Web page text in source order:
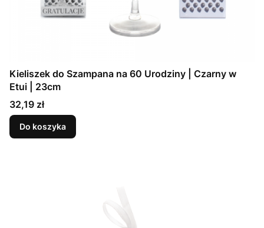
Kieliszek do Szampana na 60 Urodziny | Czarny w
Etui | 23cm
Cena
32,19 zł
Do koszyka